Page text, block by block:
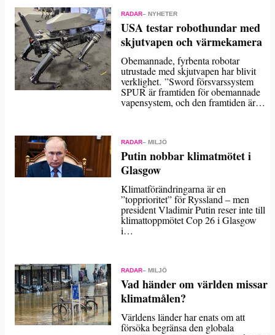
RADAR– NYHETER
USA testar robothundar med
skjutvapen och värmekamera
Obemannade, fyrbenta robotar
utrustade med skjutvapen har blivit
verklighet. ”Sword försvarssystem
SPUR är framtiden för obemannade
vapensystem, och den framtiden är…
RADAR– MILJÖ
Putin nobbar klimatmötet i
Glasgow
Klimatförändringarna är en
”topprioritet” för Ryssland – men
president Vladimir Putin reser inte till
klimattoppmötet Cop 26 i Glasgow
i…
RADAR– MILJÖ
Vad händer om världen missar
klimatmålen?
Världens länder har enats om att
försöka begränsa den globala